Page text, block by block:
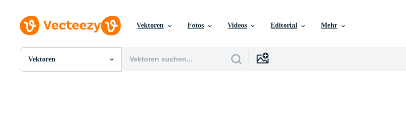
Vektoren Fotos Videos Editorial Mehr
Vektoren
Alle Bilder